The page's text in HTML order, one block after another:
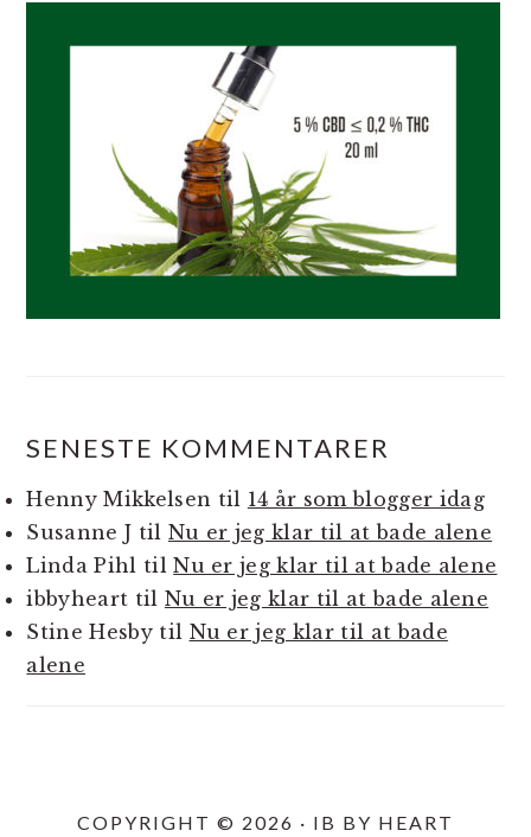
SENESTE KOMMENTARER
Henny Mikkelsen til 14 år som blogger idag
Susanne J til Nu er jeg klar til at bade alene
Linda Pihl tilNu er jeg klar til at bade alene
ibbyheart til Nu er jeg klar til at bade alene
Stine Hesbytil Nu er jeg klar til at bade
alene
COPYRIGHT © 2026 · IB BY HEART